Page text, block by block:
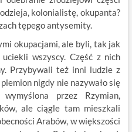
kolonialistę, okupanta?
tępego antysemity.
okupacjami, ale byli, tak jak
wszyscy. Część z nich
Przybywali też inni ludzie z
nigdy nie nazywało się
przez Rzymian,
ale ciągle tam mieszkali
Arabów, w większości